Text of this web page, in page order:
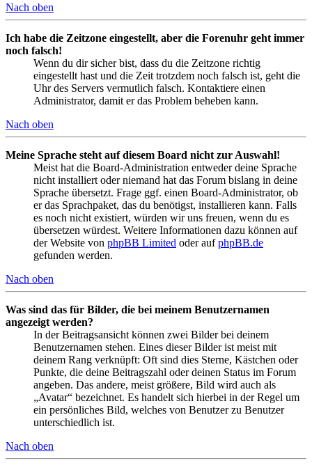
Nach oben
Ich habe die Zeitzone eingestellt, aber die Forenuhr geht immer
noch falsch!
Wenn du dir sicher bist, dass du die Zeitzone richtig
eingestellt hast und die Zeit trotzdem noch falsch ist, geht die
Uhr des Servers vermutlich falsch. Kontaktiere einen
Administrator, damit er das Problem beheben kann.
Nach oben
Meine Sprache steht auf diesem Board nicht zur Auswahl!
Meist hat die Board-Administration entweder deine Sprache
nicht installiert oder niemand hat das Forum bislang in deine
Sprache übersetzt. Frage ggf. einen Board-Administrator, ob
er das Sprachpaket, das du benötigst, installieren kann. Falls
es noch nicht existiert, würden wir uns freuen, wenn du es
übersetzen würdest. Weitere Informationen dazu können auf
der Website von phpBB Limited oder aufphpBB.de
gefunden werden.
Nach oben
Was sind das für Bilder, die bei meinem Benutzernamen
angezeigt werden?
In der Beitragsansicht können zwei Bilder bei deinem
Benutzernamen stehen. Eines dieser Bilder ist meist mit
deinem Rang verknüpft: Oft sind dies Sterne, Kästchen oder
Punkte, die deine Beitragszahl oder deinen Status im Forum
angeben. Das andere, meist größere, Bild wird auch als
„Avatar“ bezeichnet. Es handelt sich hierbei in der Regel um
ein persönliches Bild, welches von Benutzer zu Benutzer
unterschiedlich ist.
Nach oben